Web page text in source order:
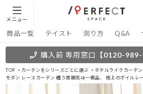
メニュー
商品一覧 テイスト 測り方 Q&A
購入前 専用窓口 【0120-989-
TOP カーテンをシリーズごとに選ぶ
ホテルライクカーテン
モダン レースカーテン 纏う雰囲気は一級品、 極上のボイルレ